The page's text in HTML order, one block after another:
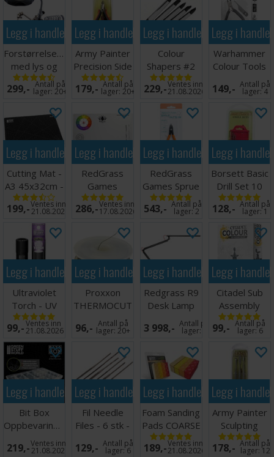
Legg i handlekurven
Forstørrelsesglass
med lys og
holder
299,- Antall på
lager: 20+
Legg i handlekurven
Army Painter
Precision Side
Cutter
179,- Antall på
lager:20+
Legg i handlekurven
Colour
Shapers #2
Firm - 5 stk
229,-Ventes inn
21.08.2026
Legg i
Warhammer
Colour Tools
Set
149,- Antall på
lager:4
Legg i handlekurven
Cutting Mat -
A3 45x32cm -
Sort
199,-Ventes inn
21.08.2026
Legg i handlekurven
RedGrass
Games
Painting/Cutting
Mat A3
286,-Ventes inn
17.08.2026
Legg i handlekurven
RedGrass
Games Sprue
Cutters
543,- Antall på
lager:2
Legg i
Borsett Basic
Drill Set 10
bor 0,7-3 mm
128,- Antall på
lager:1
Legg i handlekurven
Ultraviolet
Torch - UV
Lommelykt
99,-Ventes inn
21.08.2026
Legg i handlekurven
Proxxon
THERMOCUT
230/E Ekstra
Tråd
96,- Antall på
lager:20+
Legg i handlekurven
Redgrass R9
Desk Lamp
3 998,- Antall på
lager:
Legg i
Citadel Sub
Assembly
Holder
99,- Antall på
lager:6
Legg i handlekurven
Bit Box
Oppbevaringsboks
- Large
219,-Ventes inn
21.08.2026
Legg i handlekurven
Fil Needle
Files - 6 stk -
140mm
129,- Antall på
lager:6
Legg i handlekurven
Foam Sanding
Pads COARSE
GRIT x20
189,-Ventes inn
21.08.2026
Legg i
Army Painter
Sculpting
Tools
178,- Antall på
lager: 12